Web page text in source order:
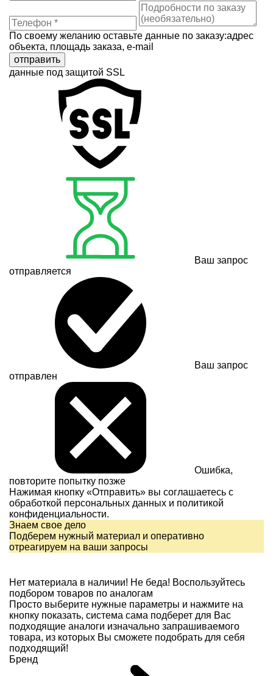
По своему желанию оставьте данные по заказу:адрес
объекта, площадь заказа, e-mail
отправить
данные под защитой SSL
Ваш запрос
отправляется
Ваш запрос
отправлен
Ошибка,
повторите попытку позже
Нажимая кнопку «Отправить» вы соглашаетесь с
обработкой персональных данных и политикой
конфиденциальности.
Знаем свое дело
Подберем нужный материал и оперативно
отреагируем на ваши запросы
Нет материала в наличии! Не беда! Воспользуйтесь
подбором товаров по аналогам
Просто выберите нужные параметры и нажмите на
кнопку показать, система сама подберет для Вас
подходящие аналоги изначально запрашиваемого
товара, из которых Вы сможете подобрать для себя
подходящий!
Бренд